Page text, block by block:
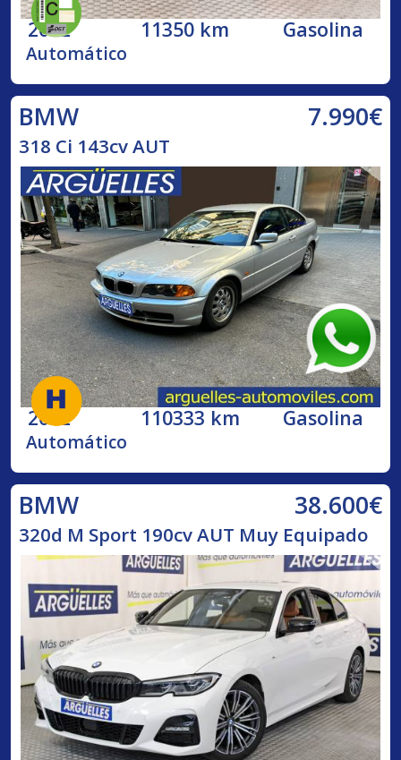
2022 11350 km Gasolina
Automático
BMW 7.990€
318 Ci 143cv AUT
2002 110333 km Gasolina
Automático
BMW 38.600€
320d M Sport 190cv AUT Muy Equipado